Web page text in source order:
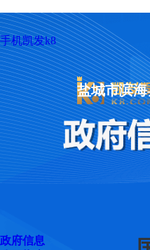
手机凯发k8
盐城市滨海
政府信息